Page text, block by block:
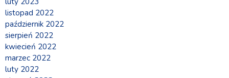
listopad 2022
październik 2022
sierpień 2022
kwiecień 2022
marzec 2022
luty 2022